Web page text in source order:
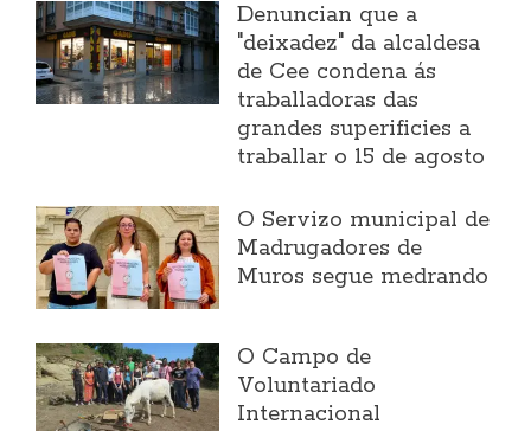
Denuncian que a
"deixadez" da alcaldesa
de Cee condena ás
traballadoras das
grandes superificies a
traballar o 15 de agosto
O Servizo municipal de
Madrugadores de
Muros segue medrando
O Campo de
Voluntariado
Internacional